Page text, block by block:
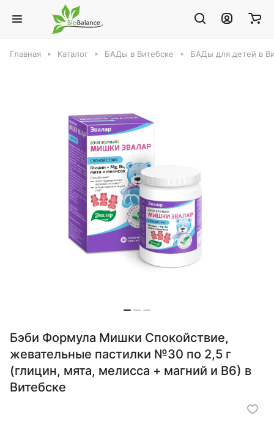
Главная Каталог БАДы в Витебске БАДы для детей в
Бэби Формула Мишки Спокойствие,
жевательные пастилки №30 по 2,5 г
(глицин, мята, мелисса + магний и В6) в
Витебске